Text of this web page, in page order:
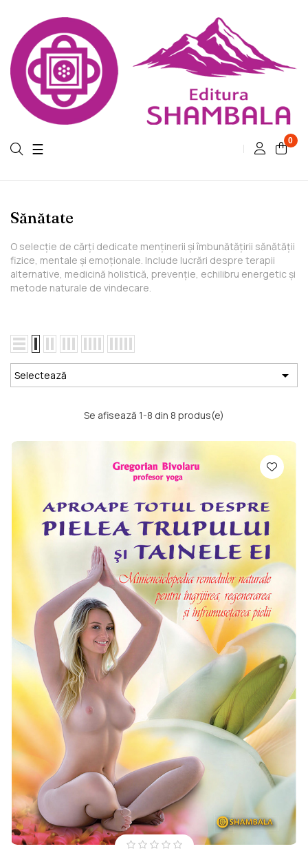
0
Toggle
☰
Sănătate
O selecție de cărți dedicate menținerii și îmbunătățirii sănătății
fizice, mentale și emoționale. Include lucrări despre terapii
alternative, medicină holistică, prevenție, echilibru energetic și
metode naturale de vindecare.
Selectează 
Se afisează 1-8 din 8 produs(e)